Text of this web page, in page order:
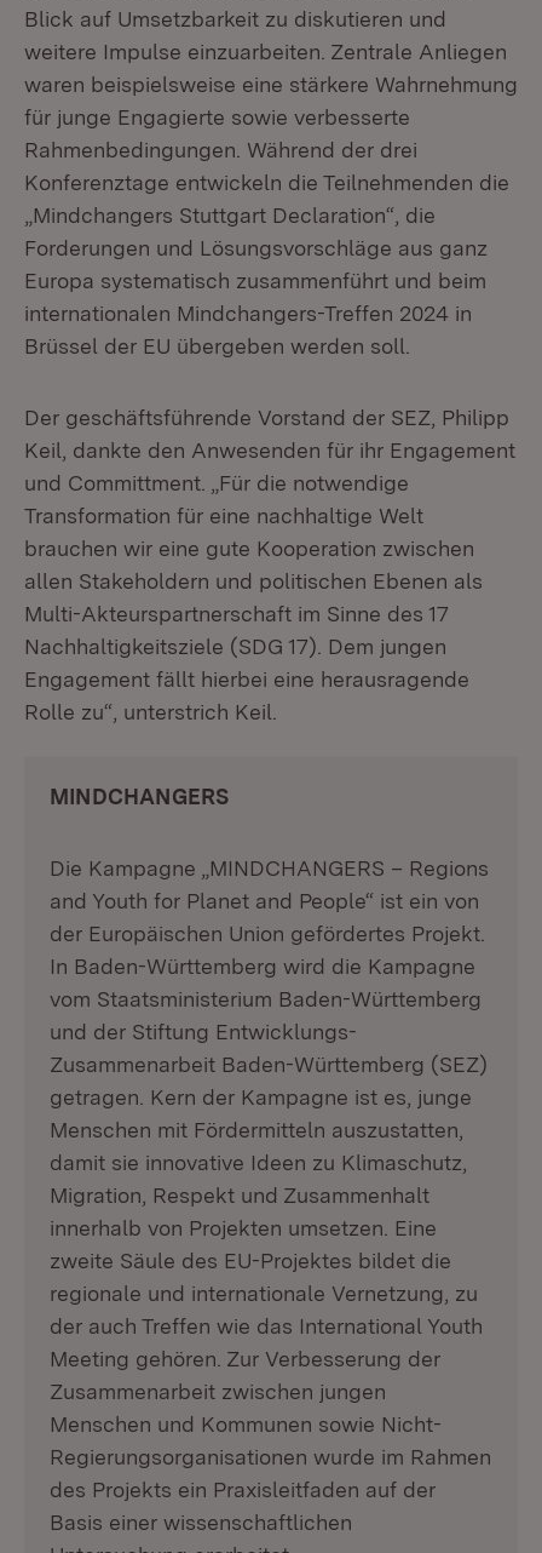
Blick auf Umsetzbarkeit zu diskutieren und
weitere Impulse einzuarbeiten. Zentrale Anliegen
waren beispielsweise eine stärkere Wahrnehmung
für junge Engagierte sowie verbesserte
Rahmenbedingungen. Während der drei
Konferenztage entwickeln die Teilnehmenden die
„Mindchangers Stuttgart Declaration“, die
Forderungen und Lösungsvorschläge aus ganz
Europa systematisch zusammenführt und beim
internationalen Mindchangers-Treffen 2024 in
Brüssel der EU übergeben werden soll.
Der geschäftsführende Vorstand der SEZ, Philipp
Keil, dankte den Anwesenden für ihr Engagement
und Committment. „Für die notwendige
Transformation für eine nachhaltige Welt
brauchen wir eine gute Kooperation zwischen
allen Stakeholdern und politischen Ebenen als
Multi-Akteurspartnerschaft im Sinne des 17
Nachhaltigkeitsziele (SDG 17). Dem jungen
Engagement fällt hierbei eine herausragende
Rolle zu“, unterstrich Keil.
MINDCHANGERS
Die Kampagne „MINDCHANGERS – Regions
and Youth for Planet and People“ ist ein von
der Europäischen Union gefördertes Projekt.
In Baden-Württemberg wird die Kampagne
vom Staatsministerium Baden-Württemberg
und der Stiftung Entwicklungs-
Zusammenarbeit Baden-Württemberg (SEZ)
getragen. Kern der Kampagne ist es, junge
Menschen mit Fördermitteln auszustatten,
damit sie innovative Ideen zu Klimaschutz,
Migration, Respekt und Zusammenhalt
innerhalb von Projekten umsetzen. Eine
zweite Säule des EU-Projektes bildet die
regionale und internationale Vernetzung, zu
der auch Treffen wie das International Youth
Meeting gehören. Zur Verbesserung der
Zusammenarbeit zwischen jungen
Menschen und Kommunen sowie Nicht-
Regierungsorganisationen wurde im Rahmen
des Projekts ein Praxisleitfaden auf der
Basis einer wissenschaftlichen